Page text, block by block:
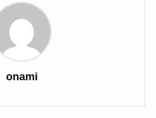
onami